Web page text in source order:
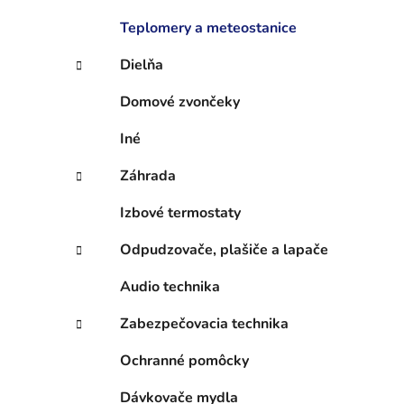
Teplomery a meteostanice
Dielňa
Domové zvončeky
Iné
Záhrada
Izbové termostaty
Odpudzovače, plašiče a lapače
Audio technika
Zabezpečovacia technika
Ochranné pomôcky
Dávkovače mydla